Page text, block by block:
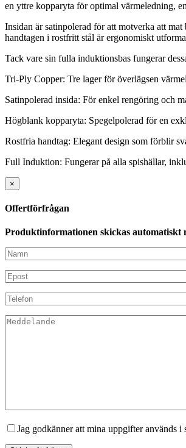
en yttre kopparyta för optimal värmeledning,
Insidan är satinpolerad för att motverka att
handtagen i rostfritt stål är ergonomiskt
Tack vare sin fulla induktionsbas fungerar
Tri-Ply Copper: Tre lager för överlägsen
Satinpolerad insida: För enkel rengöring och
Högblank kopparyta: Spegelpolerad för en
Rostfria handtag: Elegant design som förblir
Full Induktion: Fungerar på alla spishällar,
×
Offertförfrågan
Produktinformationen skickas automatiskt
Jag godkänner att mina uppgifter används i